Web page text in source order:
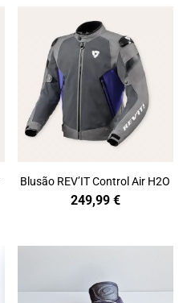
Blusão REV’IT Control Air H2O
249,99 €